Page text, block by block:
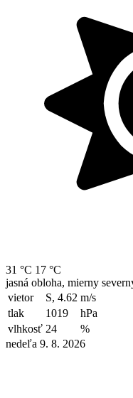
31 °C 17 °C
jasná obloha, mierny
vietor
S, 4.62 m/s
tlak
1019
hPa
vlhkosť 24
%
nedeľa 9. 8. 2026